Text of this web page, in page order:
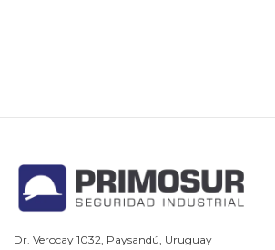
Dr. Verocay 1032, Paysandú, Uruguay